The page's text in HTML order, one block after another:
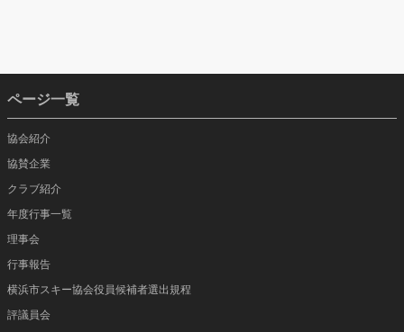
ページ一覧
協会紹介
協賛企業
クラブ紹介
年度行事一覧
理事会
行事報告
横浜市スキー協会役員候補者選出規程
評議員会